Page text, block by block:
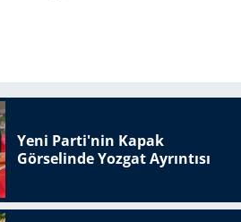
Yeni Parti'nin Kapak
Görselinde Yozgat Ayrıntısı